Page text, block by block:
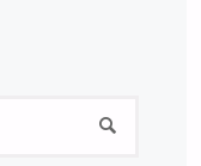
SEARCH